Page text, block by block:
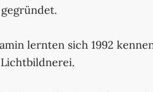
lernten sich 1992